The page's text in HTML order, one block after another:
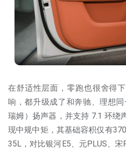
在舒适性层面，零跑也很舍得
响，都升级成了和奔驰、理想
瑞姆）扬声器，并支持 7.1 环绕
现中规中矩，其基础容积仅有
35L，对比银河E5、元PLUS、